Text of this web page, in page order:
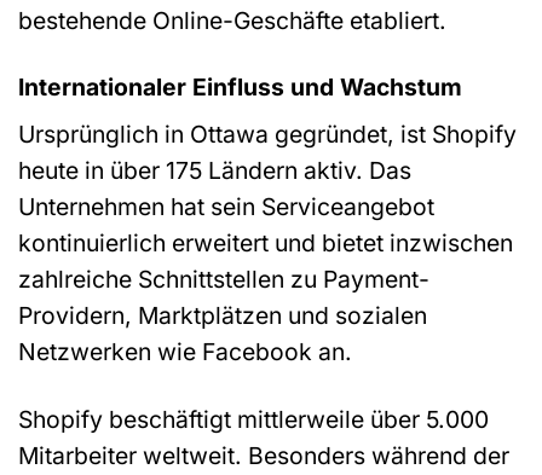
bestehende Online-Geschäfte etabliert.
Internationaler Einfluss und Wachstum
Ursprünglich in Ottawa gegründet, ist Shopify
heute in über 175 Ländern aktiv. Das
Unternehmen hat sein Serviceangebot
kontinuierlich erweitert und bietet inzwischen
zahlreiche Schnittstellen zu Payment-
Providern, Marktplätzen und sozialen
Netzwerken wie Facebook an.
Shopify beschäftigt mittlerweile über 5.000
Mitarbeiter weltweit. Besonders während der